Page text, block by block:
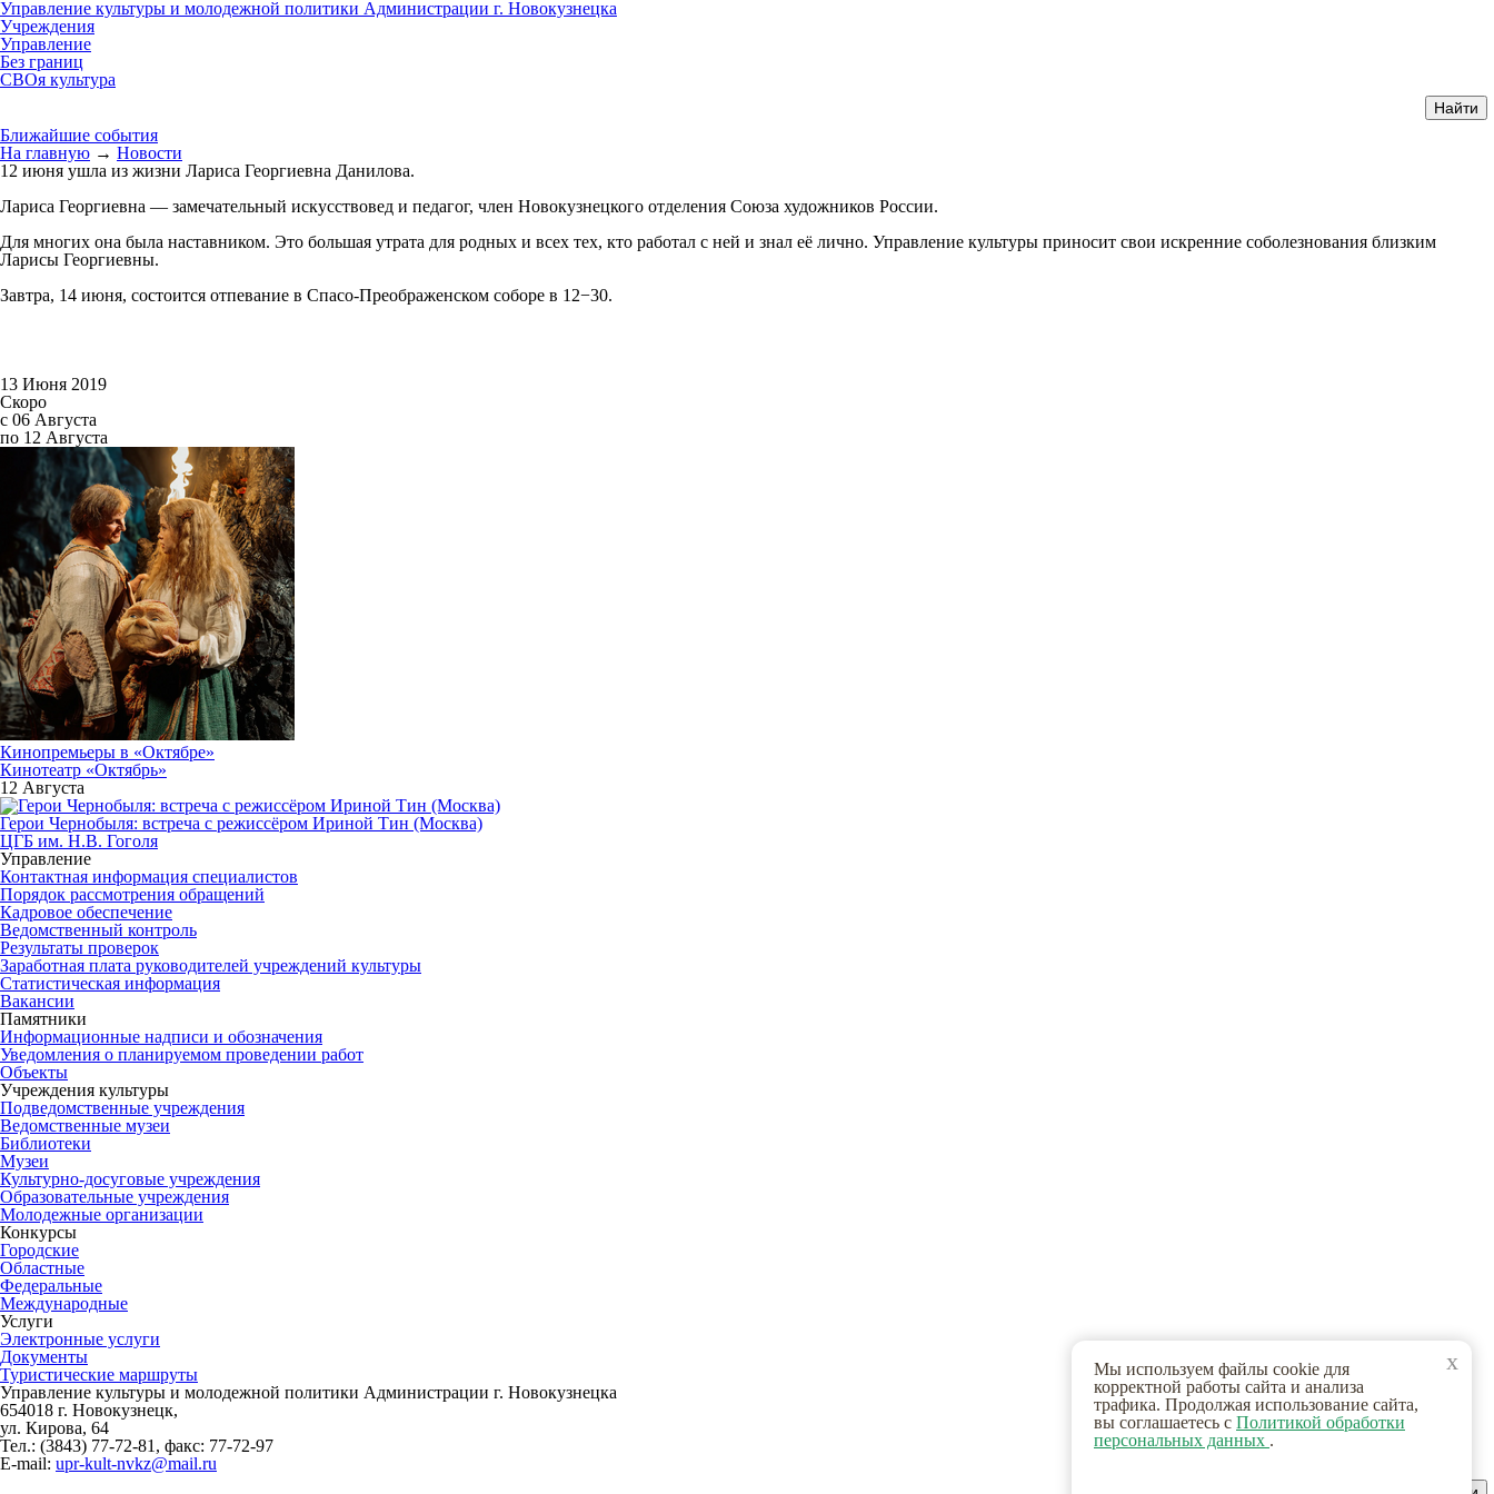
Управление культуры и молодежной политики Администрации г. Новокузнецка
Учреждения
Управление
Без границ
СВОя культура
Ближайшие события
На главную → Новости
12 июня ушла из жизни Лариса Георгиевна Данилова.
Лариса Георгиевна — замечательный искусствовед и педагог, член Новокузнецкого отделения Союза художников России.
Для многих она была наставником. Это большая утрата для родных и всех тех, кто работал с ней и знал её лично. Управление культуры приносит свои искренние соболезнования близким
Ларисы Георгиевны.
Завтра, 14 июня, состоится отпевание в Спасо-Преображенском соборе в 12−30.
13 Июня 2019
Скоро
с 06 Августа
по 12 Августа
Кинопремьеры в «Октябре»
Кинотеатр «Октябрь»
12 Августа
Герои Чернобыля: встреча с режиссёром Ириной Тин (Москва)
ЦГБ им. Н.В. Гоголя
Управление
Контактная информация специалистов
Порядок рассмотрения обращений
Кадровое обеспечение
Ведомственный контроль
Результаты проверок
Заработная плата руководителей учреждений культуры
Статистическая информация
Вакансии
Памятники
Информационные надписи и обозначения
Уведомления о планируемом проведении работ
Объекты
Учреждения культуры
Подведомственные учреждения
Ведомственные музеи
Библиотеки
Музеи
Культурно-досуговые учреждения
Образовательные учреждения
Молодежные организации
Конкурсы
Городские
Областные
Федеральные
Международные
Услуги
Электронные услуги
Документы
Туристические маршруты
Управление культуры и молодежной политики Администрации г. Новокузнецка
654018 г. Новокузнецк,
ул. Кирова, 64
Тел.: (3843) 77-72-81 , факс: 77-72-97
E-mail: upr-kult-nvkz@mail.ru
x
Мы используем файлы cookie для
корректной работы сайта и анализа
трафика. Продолжая использование сайта,
вы соглашаетесь с Политикой обработки
персональных данных .